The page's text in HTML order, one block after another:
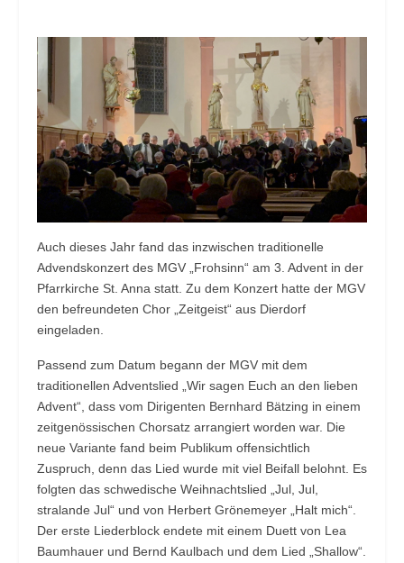
Auch dieses Jahr fand das inzwischen traditionelle
Advendskonzert des MGV „Frohsinn“ am 3. Advent in der
Pfarrkirche St. Anna statt. Zu dem Konzert hatte der MGV
den befreundeten Chor „Zeitgeist“ aus Dierdorf
eingeladen.
Passend zum Datum begann der MGV mit dem
traditionellen Adventslied „Wir sagen Euch an den lieben
Advent“, dass vom Dirigenten Bernhard Bätzing in einem
zeitgenössischen Chorsatz arrangiert worden war. Die
neue Variante fand beim Publikum offensichtlich
Zuspruch, denn das Lied wurde mit viel Beifall belohnt. Es
folgten das schwedische Weihnachtslied „Jul, Jul,
stralande Jul“ und von Herbert Grönemeyer „Halt mich“.
Der erste Liederblock endete mit einem Duett von Lea
Baumhauer und Bernd Kaulbach und dem Lied „Shallow“.